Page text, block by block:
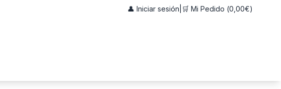
👤 Iniciar sesión 🛒 Mi Pedido (0,00€)